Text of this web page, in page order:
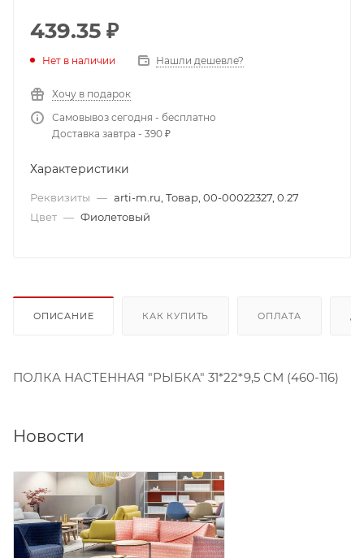
439.35 ₽
Нет в наличии Нашли дешевле?
Хочу в подарок
Самовывоз сегодня - бесплатно
Доставка завтра - 390 ₽
Характеристики
Реквизиты — arti-m.ru, Товар, 00-00022327, 0.27
Цвет — Фиолетовый
ОПИСАНИЕ КАК КУПИТЬ ОПЛАТА
ПОЛКА НАСТЕННАЯ "РЫБКА" 31*22*9,5 СМ (460-116)
Новости